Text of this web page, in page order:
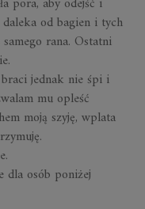
od bagien i tych
rana. Ostatni
jednak nie śpi i
mu opleść
moją szyję, wplata
dla osób poniżej